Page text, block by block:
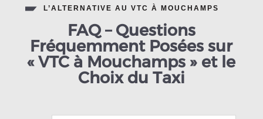
L’ALTERNATIVE AU VTC À MOUCHAMPS
FAQ – Questions
Fréquemment Posées sur
« VTC à Mouchamps » et le
Choix du Taxi